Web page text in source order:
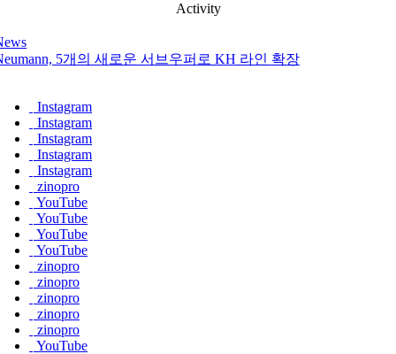
Activity
5개의 새로운 서브우퍼로 KH 라인 확장
Instagram
Instagram
Instagram
Instagram
Instagram
zinopro
YouTube
YouTube
YouTube
YouTube
zinopro
zinopro
zinopro
zinopro
zinopro
YouTube